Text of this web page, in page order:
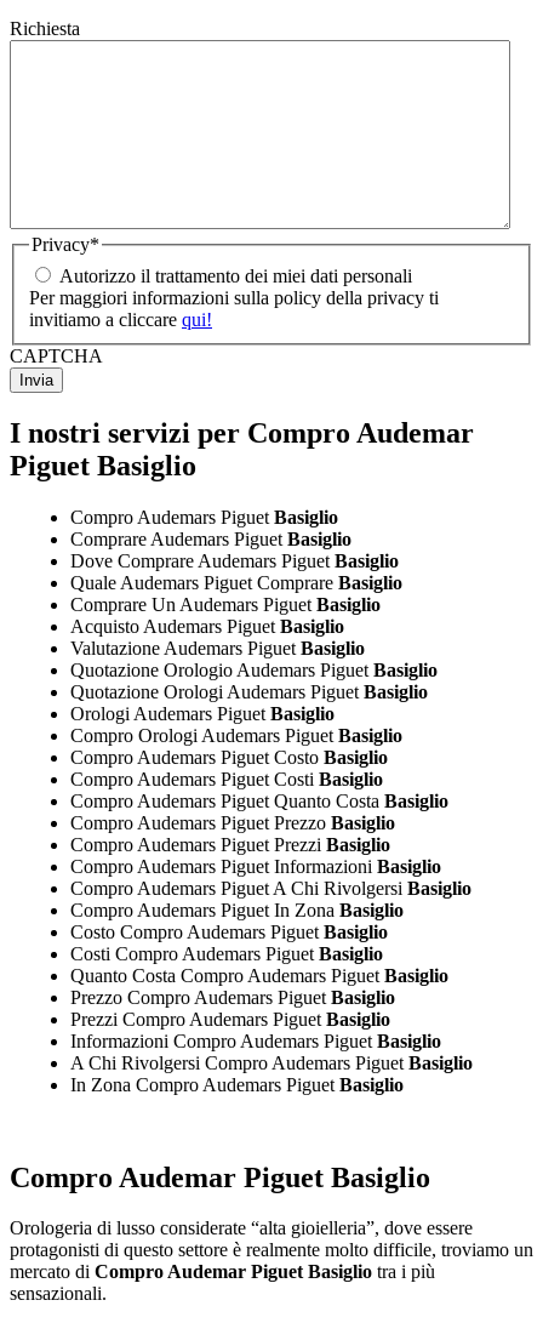
Richiesta
Privacy*
Autorizzo il trattamento dei miei dati personali
Per maggiori informazioni sulla policy della privacy ti
invitiamo a cliccare qui!
CAPTCHA
I nostri servizi per Compro Audemar
Piguet Basiglio
Compro Audemars Piguet Basiglio
Comprare Audemars Piguet Basiglio
Dove Comprare Audemars Piguet Basiglio
Quale Audemars Piguet Comprare Basiglio
Comprare Un Audemars Piguet Basiglio
Acquisto Audemars Piguet Basiglio
Valutazione Audemars Piguet Basiglio
Quotazione Orologio Audemars Piguet Basiglio
Quotazione Orologi Audemars Piguet Basiglio
Orologi Audemars Piguet Basiglio
Compro Orologi Audemars Piguet Basiglio
Compro Audemars Piguet Costo Basiglio
Compro Audemars Piguet Costi Basiglio
Compro Audemars Piguet Quanto Costa Basiglio
Compro Audemars Piguet Prezzo Basiglio
Compro Audemars Piguet Prezzi Basiglio
Compro Audemars Piguet Informazioni Basiglio
Compro Audemars Piguet A Chi Rivolgersi Basiglio
Compro Audemars Piguet In Zona Basiglio
Costo Compro Audemars Piguet Basiglio
Costi Compro Audemars Piguet Basiglio
Quanto Costa Compro Audemars Piguet Basiglio
Prezzo Compro Audemars Piguet Basiglio
Prezzi Compro Audemars Piguet Basiglio
Informazioni Compro Audemars Piguet Basiglio
A Chi Rivolgersi Compro Audemars Piguet Basiglio
In Zona Compro Audemars Piguet Basiglio
Compro Audemar Piguet Basiglio
Orologeria di lusso considerate “alta gioielleria”, dove essere
protagonisti di questo settore è realmente molto difficile, troviamo un
mercato di Compro Audemar Piguet Basiglio tra i più
sensazionali.